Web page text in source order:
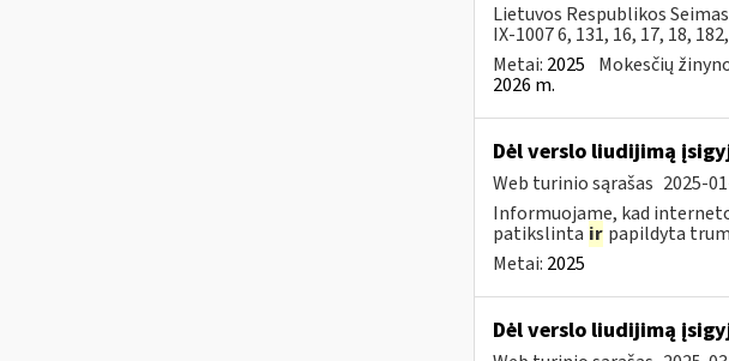
Lietuvos Respublikos
IX-1007 6, 131, 16, 17, 18,
Metai: 2025 Mokesčių
2026 m.
Dėl verslo liudijimą
Web turinio sąrašas 2025-
Informuojame, kad
patikslinta ir papildyta
Metai: 2025
Dėl verslo liudijimą